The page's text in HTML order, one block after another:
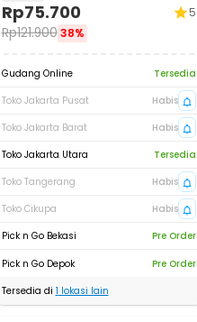
Rp75.700
Rp121.900 38%
5
Gudang Online
Tersedia
Toko Jakarta Pusat
Habis
Toko Jakarta Barat
Habis
Toko Jakarta Utara
Tersedia
Toko Tangerang
Habis
Toko Cikupa
Habis
Pick n Go Bekasi
Pre Order
Pick n Go Depok
Pre Order
Tersedia di 1 lokasi lain